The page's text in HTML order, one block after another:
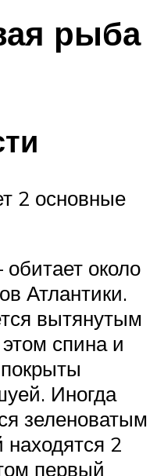
рыба
2 основные
около
Атлантики.
вытянутым
спина и
Иногда
зеленоватым
находятся 2
первый